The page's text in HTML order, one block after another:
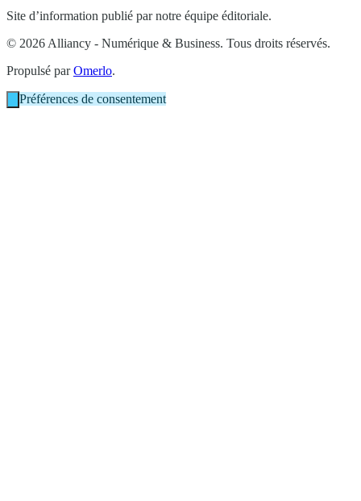
Site d’information publié par notre équipe éditoriale.
© 2026 Alliancy - Numérique & Business. Tous droits réservés.
Propulsé parOmerlo.
Préférences de consentement